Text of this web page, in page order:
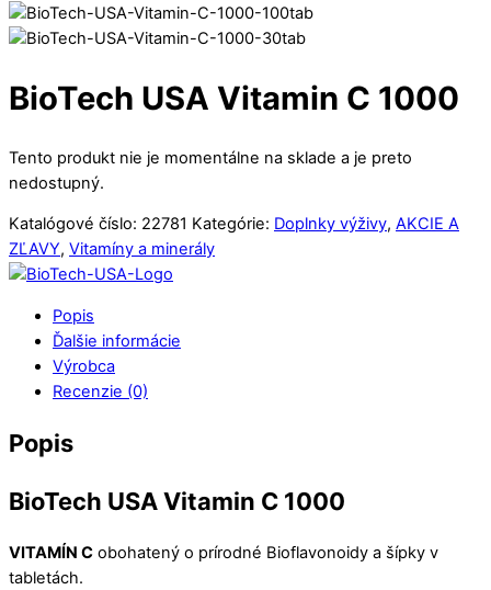
BioTech USA Vitamin C 1000
Tento produkt nie je momentálne na sklade a je preto
nedostupný.
Katalógové číslo: 22781 Kategórie: Doplnky výživy, AKCIE A
ZĽAVY, Vitamíny a minerály
Popis
Ďalšie informácie
Výrobca
Recenzie (0)
Popis
BioTech USA Vitamin C 1000
VITAMÍN C obohatený o prírodné Bioflavonoidy a šípky v
tabletách.